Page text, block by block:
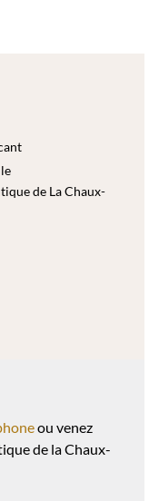
de La Chaux-
ou venez
de la Chaux-